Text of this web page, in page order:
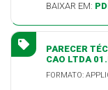
BAIXAR EM:
PARECER
CAO LTDA
FORMATO: